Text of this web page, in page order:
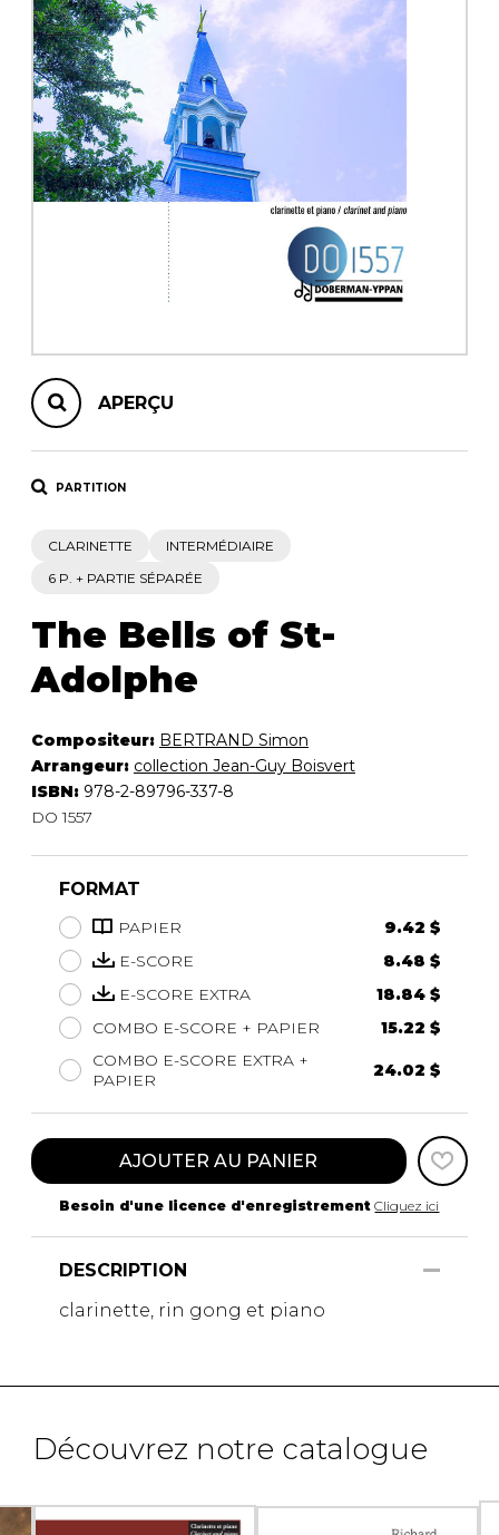
AUTRES PRODUITS
APERÇU
PARTITION
CLARINETTE
INTERMÉDIAIRE
6 P. + PARTIE SÉPARÉE
The Bells of St-
Adolphe
Compositeur: BERTRAND Simon
Arrangeur: collection Jean-Guy Boisvert
ISBN: 978-2-89796-337-8
DO 1557
FORMAT
PAPIER
9.42 $
E-SCORE
8.48 $
E-SCORE EXTRA
18.84 $
COMBO E-SCORE + PAPIER
15.22 $
COMBO E-SCORE EXTRA +
PAPIER
24.02 $
AJOUTER AU PANIER
Besoin d'une licence d'enregistrement Cliquez ici
DESCRIPTION
clarinette, rin gong et piano
Découvrez notre catalogue